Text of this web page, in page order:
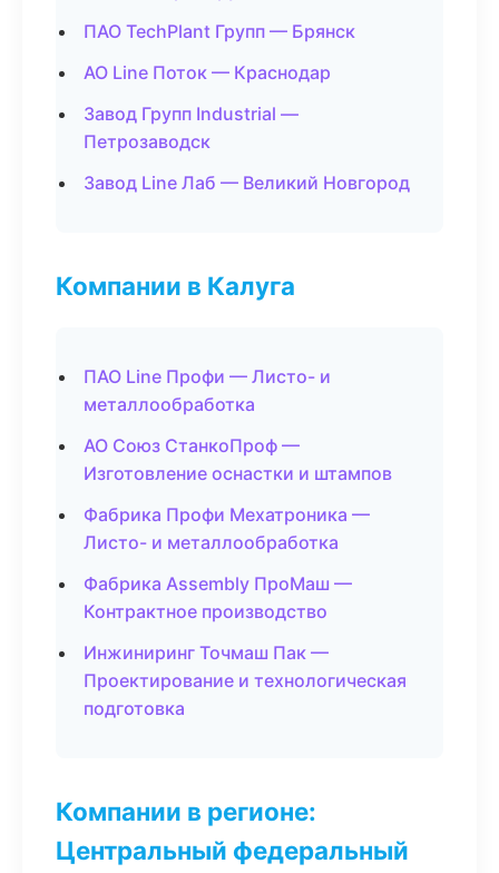
ПАО TechPlant Групп — Брянск
АО Line Поток — Краснодар
Завод Групп Industrial —
Петрозаводск
Завод Line Лаб — Великий Новгород
Компании в Калуга
ПАО Line Профи — Листо- и
металлообработка
АО Союз СтанкоПроф —
Изготовление оснастки и штампов
Фабрика Профи Мехатроника —
Листо- и металлообработка
Фабрика Assembly ПроМаш —
Контрактное производство
Инжиниринг Точмаш Пак —
Проектирование и технологическая
подготовка
Компании в регионе:
Центральный федеральный